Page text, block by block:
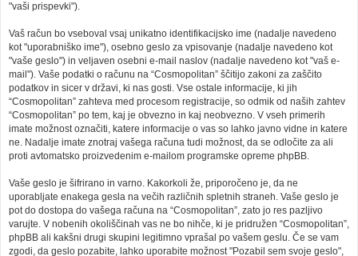
"vaši prispevki").
Vaš račun bo vseboval vsaj unikatno identifikacijsko ime (nadalje navedeno
kot "uporabniško ime"), osebno geslo za vpisovanje (nadalje navedeno kot
"vaše geslo") in veljaven osebni e-mail naslov (nadalje navedeno kot "vaš e-
mail"). Vaše podatki o računu na “Cosmopolitan” ščitijo zakoni za zaščito
podatkov in sicer v državi, ki nas gosti. Vse ostale informacije, ki jih
“Cosmopolitan” zahteva med procesom registracije, so odmik od naših zahtev
“Cosmopolitan” po tem, kaj je obvezno in kaj neobvezno. V vseh primerih
imate možnost označiti, katere informacije o vas so lahko javno vidne in katere
ne. Nadalje imate znotraj vašega računa tudi možnost, da se odločite za ali
proti avtomatsko proizvedenim e-mailom programske opreme phpBB.
Vaše geslo je šifrirano in varno. Kakorkoli že, priporočeno je, da ne
uporabljate enakega gesla na večih različnih spletnih straneh. Vaše geslo je
pot do dostopa do vašega računa na “Cosmopolitan”, zato jo res pazljivo
varujte. V nobenih okoliščinah vas ne bo nihče, ki je pridružen “Cosmopolitan”,
phpBB ali kakšni drugi skupini legitimno vprašal po vašem geslu. Če se vam
zgodi, da geslo pozabite, lahko uporabite možnost "Pozabil sem svoje geslo",